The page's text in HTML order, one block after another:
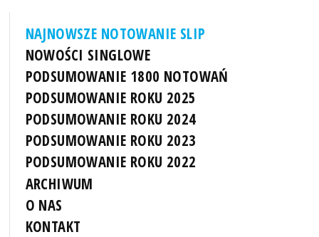
NAJNOWSZE NOTOWANIE SLIP
NOWOŚCI SINGLOWE
PODSUMOWANIE 1800 NOTOWAŃ
PODSUMOWANIE ROKU 2025
PODSUMOWANIE ROKU 2024
PODSUMOWANIE ROKU 2023
PODSUMOWANIE ROKU 2022
ARCHIWUM
O NAS
KONTAKT